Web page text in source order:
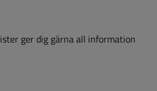
ger dig gärna all information